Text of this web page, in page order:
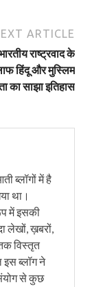
ARTICLE
राष्ट्रवाद के
हिंदू और मुस्लिम
का साझा इतिहास
ब्लॉगों में है
था।
में इसकी
लेखों, ख़बरों,
विस्तृत
ब्लॉग ने
से कुछ